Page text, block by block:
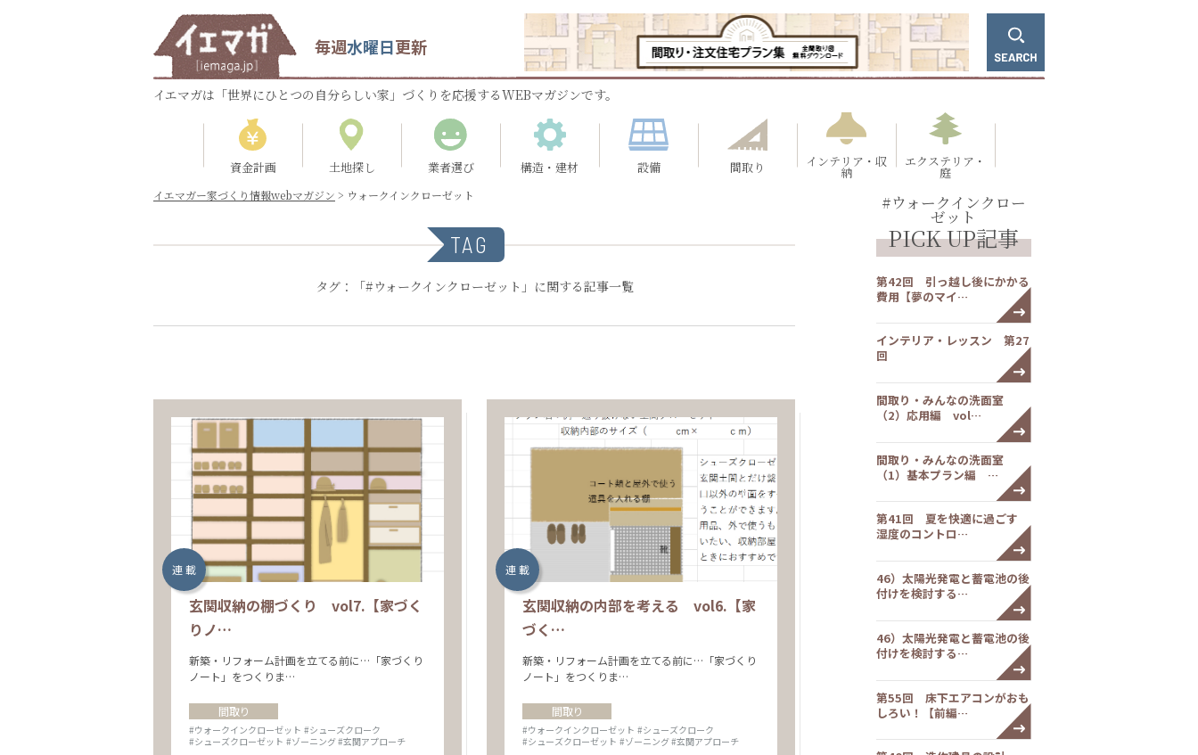
毎週水曜日更新
イエマガは「世界にひとつの自分らしい家」づくりを応援するWEBマガジンです。
資金計画 土地探し 業者選び 構造・建材 設備 間取り インテリア・収
納
エクステリア・
庭
イエマガー家づくり情報webマガジン > ウォークインクローゼット
TAG
タグ：「#ウォークインクローゼット」に関する記事一覧
連 載
玄関収納の棚づくり vol7.【家づく
りノ…
新築・リフォーム計画を立てる前に…「家づくり
ノート」をつくりま…
間取り
#ウォークインクローゼット #シューズクローク
#シューズクローゼット #ゾーニング#玄関アプローチ
連 載
玄関収納の内部を考える vol6.【家
づく…
新築・リフォーム計画を立てる前に…「家づくり
ノート」をつくりま…
間取り
#ウォークインクローゼット #シューズクローク
#シューズクローゼット #ゾーニング#玄関アプローチ
#ウォークインクロー
ゼット
PICK UP記事
第42回 引っ越し後にかかる
費用【夢のマイ…
インテリア・レッスン 第27
回
間取り・みんなの洗面室
（2）応用編 vol…
間取り・みんなの洗面室
（1）基本プラン編 …
第41回 夏を快適に過ごす
湿度のコントロ…
46）太陽光発電と蓄電池の後
付けを検討する…
46）太陽光発電と蓄電池の後
付けを検討する…
第55回 床下エアコンがおも
しろい！【前編…